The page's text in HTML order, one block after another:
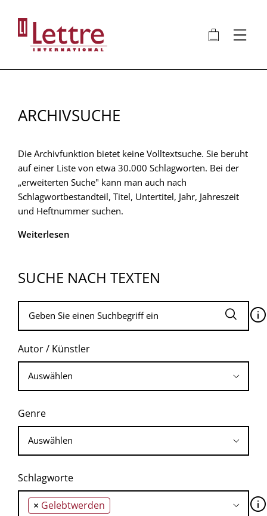
Inhalt
🛍 ⋮
ARCHIVSUCHE
Die Archivfunktion bietet keine Volltextsuche. Sie beruht
auf einer Liste von etwa 30.000 Schlagworten. Bei der
„erweiterten Suche" kann man auch nach
Schlagwortbestandteil, Titel, Untertitel, Jahr, Jahreszeit
und Heftnummer suchen.
Weiterlesen
SUCHE NACH TEXTEN
🛈
Autor / Künstler
Genre
Schlagworte
× Gelebtwerden 🛈